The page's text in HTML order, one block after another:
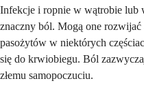
Infekcje i ropnie w wątrobie lub
znaczny ból. Mogą one
pasożytów w niektórych
się do krwiobiegu. Ból
złemu samopoczuciu.